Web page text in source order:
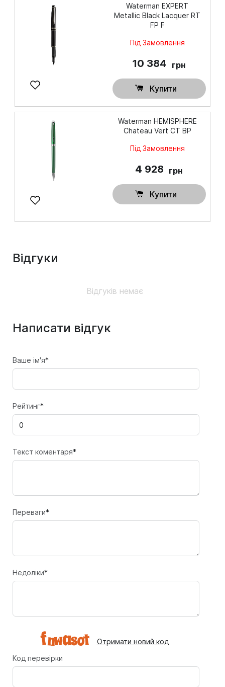
Waterman EXPERT
Metallic Black Lacquer RT
FP F
Під Замовлення
10 384 грн
Купити
Waterman HEMISPHERE
Chateau Vert CT BP
Під Замовлення
4 928 грн
Купити
Відгуки
Відгуків немає
Написати відгук
Ваше ім'я*
Рейтинг*
Текст коментаря*
Переваги*
Недоліки*
Отримати новий код
Код перевірки